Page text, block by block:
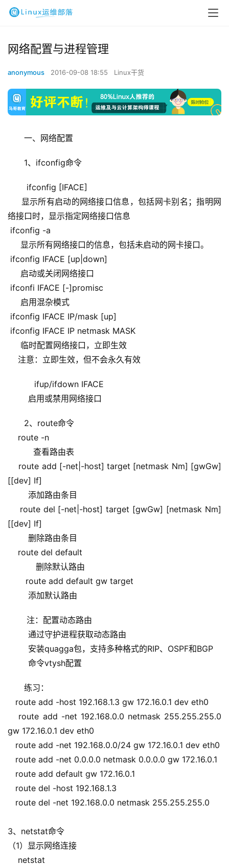
网络配置与进程管理
anonymous 2016-09-08 18:55 Linux干货
一、网络配置
1、ifconfig命令
ifconfig [IFACE]
显示所有启动的网络接口信息，包括网卡别名；指明网
络接口时，显示指定网络接口信息
ifconfig -a
显示所有网络接口的信息，包括未启动的网卡接口。
ifconfig IFACE [up|down]
启动或关闭网络接口
ifconfi IFACE [-]promisc
启用混杂模式
ifconfig IFACE IP/mask [up]
ifconfig IFACE IP netmask MASK
临时配置网络接口，立即生效
注意：立即生效，但不会永久有效
ifup/ifdown IFACE
启用或禁用网络接口
2、route命令
route -n
查看路由表
route add [-net|-host] target [netmask Nm] [gwGw]
[[dev] If]
添加路由条目
route del [-net|-host] target [gwGw] [netmask Nm]
[[dev] If]
删除路由条目
route del default
删除默认路由
route add default gw target
添加默认路由
注：配置动态路由
通过守护进程获取动态路由
安装quagga包，支持多种格式的RIP、OSPF和BGP
命令vtysh配置
练习：
route add -host 192.168.1.3 gw 172.16.0.1 dev eth0
route add -net 192.168.0.0 netmask 255.255.255.0
gw 172.16.0.1 dev eth0
route add -net 192.168.0.0/24 gw 172.16.0.1 dev eth0
route add -net 0.0.0.0 netmask 0.0.0.0 gw 172.16.0.1
route add default gw 172.16.0.1
route del -host 192.168.1.3
route del -net 192.168.0.0 netmask 255.255.255.0
3、netstat命令
（1）显示网络连接
netstat